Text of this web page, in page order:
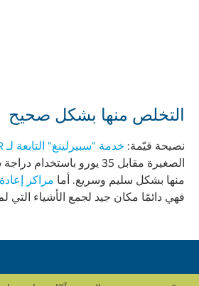
التخلص منها بشكل صحيح
نصيحة قيّمة: خدمة "سبيرلينغ" التابعة لـ BSR
الصغيرة مقابل 35 يورو
منها بشكل سليم وسريع. أما مراكز إعادة
فهي دائمًا مكان جيد لجمع الأشياء التي